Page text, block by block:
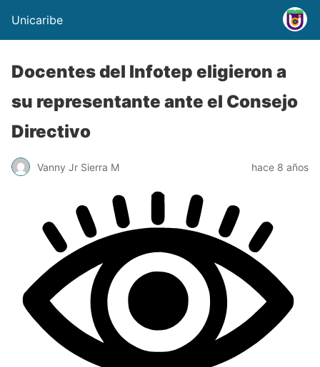
Unicaribe
Docentes del Infotep eligieron a
su representante ante el Consejo
Directivo
Vanny Jr Sierra M hace 8 años